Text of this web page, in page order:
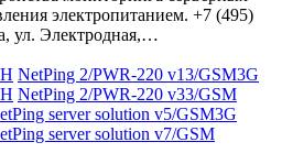
электропитанием. +7 (495)
ул. Электродная,…
NetPing 2/PWR-220 v13/GSM3G
NetPing 2/PWR-220 v33/GSM
server solution v5/GSM3G
server solution v7/GSM